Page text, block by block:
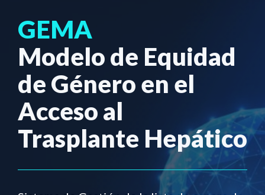
GEMA
Modelo de Equidad
de Género en el
Acceso al
Trasplante Hepático